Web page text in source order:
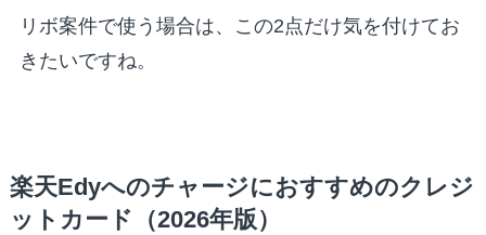
リボ案件で使う場合は、この2点だけ気を付けてお
きたいですね。
楽天Edyへのチャージにおすすめのクレジ
ットカード（2026年版）